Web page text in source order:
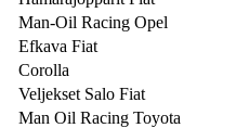
Man-Oil Racing Opel
Efkava Fiat
Corolla
Veljekset Salo Fiat
Man Oil Racing Toyota